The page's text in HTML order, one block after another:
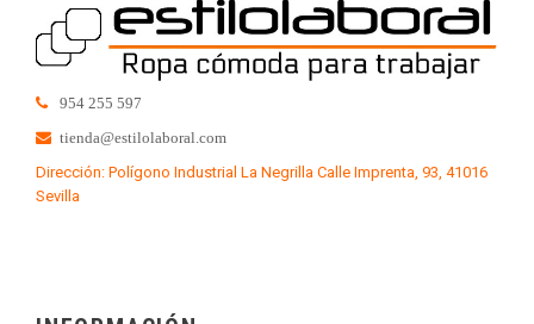
954 255 597
tienda@estilolaboral.com
Dirección: Polígono Industrial La Negrilla Calle Imprenta, 93, 41016
Sevilla